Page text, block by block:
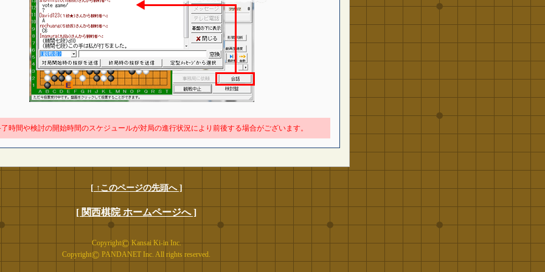
時間や検討の開始時間のスケジュールが対局の進行状況により前後する場合がございます。
[ ↑このページの先頭へ ]
[ 関西棋院 ホームページへ ]
Copyright©Kansai Ki-in Inc.
Copyright© PANDANET Inc. All rights reserved.